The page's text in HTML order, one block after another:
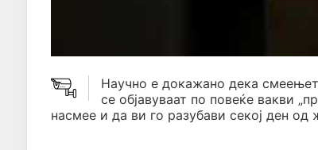
Научно е докажано дека
се објавуваат по повеќе вакви
насмее и да ви го разубави секој ден од